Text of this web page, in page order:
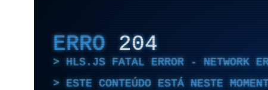
ERRO 204
HLS.JS FATAL ERROR - NETWORK
ESTE CONTEÚDO ESTÁ NESTE